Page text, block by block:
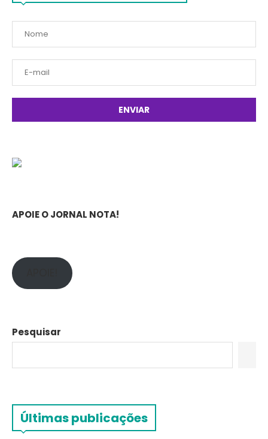
APOIE O JORNAL NOTA!
Pesquisar
Últimas publicações